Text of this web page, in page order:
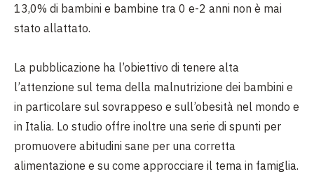
13,0% di bambini e bambine tra 0 e-2 anni non è mai
stato allattato.
La pubblicazione ha l’obiettivo di tenere alta
l’attenzione sul tema della malnutrizione dei bambini e
in particolare sul sovrappeso e sull’obesità nel mondo e
in Italia. Lo studio offre inoltre una serie di spunti per
promuovere abitudini sane per una corretta
alimentazione e su come approcciare il tema in famiglia.